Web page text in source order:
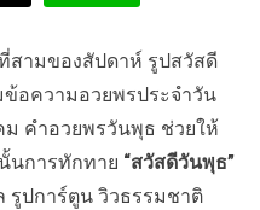
สามของสัปดาห์ รูปสวัสดี
ข้อความอวยพรประจำวัน
คำอวยพรวันพุธ ช่วยให้
นการทักทาย “สวัสดีวันพุธ”
รูปการ์ตูน วิวธรรมชาติ